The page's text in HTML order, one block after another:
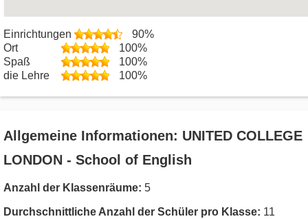
Einrichtungen
90%
Ort
100%
Spaß
100%
die Lehre
100%
Allgemeine Informationen: UNITED COLLEGE
LONDON - School of English
Anzahl der Klassenräume: 5
Durchschnittliche Anzahl der Schüler pro Klasse: 11